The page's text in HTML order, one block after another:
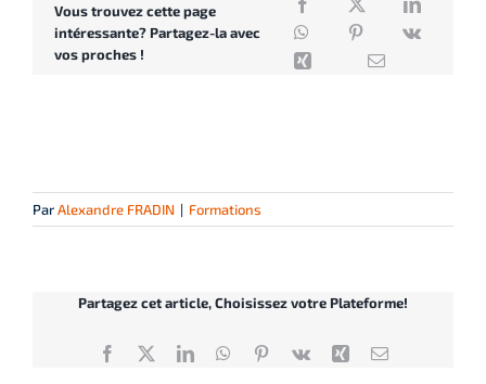
Vous trouvez cette page
intéressante? Partagez-la avec
vos proches !
ParAlexandre FRADIN | Formations
Partagez cet article, Choisissez votre Plateforme!
Facebook
X LinkedInWhatsApp
Pinterest
Vk Xing Email